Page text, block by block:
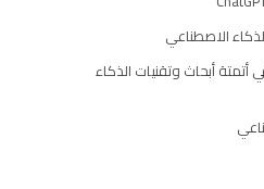
الاصطناعي
أبحاث وتقنيات الذكاء